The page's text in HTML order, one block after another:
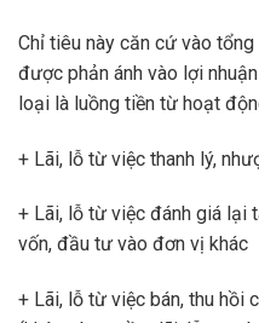
Chỉ tiêu này căn cứ vào
được phản ánh vào lợi
loại là luồng tiền từ hoạt
+ Lãi, lỗ từ việc thanh lý,
+ Lãi, lỗ từ việc đánh giá lại
vốn, đầu tư vào đơn vị khác
+ Lãi, lỗ từ việc bán, thu hồi